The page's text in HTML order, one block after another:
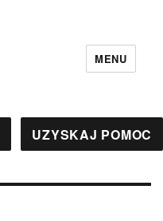
MENU
UZYSKAJ POMOC